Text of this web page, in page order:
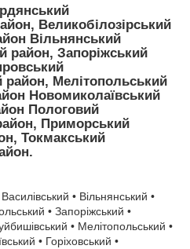
Великобілозірський
Вільнянський
район, Запоріжський
район, Мелітопольський
Новомиколаївський
Пологовий
Приморський
Токмакський
• Вільнянський •
• Запоріжський •
• Мелітопольський •
• Горіховський •